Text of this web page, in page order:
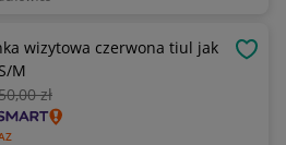
wizytowa czerwona tiul jak
M
,00 zł